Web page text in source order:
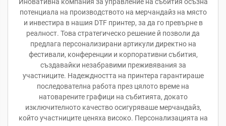
Иновативна компания за управление на събития осъзна
потенциала на производството на мерчандайз на място
и инвестира в нашия DTF принтер, за да го превърне в
реалност. Това стратегическо решение й позволи да
предлага персонализирани артикули директно на
фестивали, конференции и корпоративни събития,
създавайки незабравими преживявания за
участниците. Надеждността на принтера гарантираше
последователна работа през цялото време на
натоварените графици на събитията, докато
изключителното качество осигуряваше мерчандайз,
който участниците ценяха високо. Персонализацията на